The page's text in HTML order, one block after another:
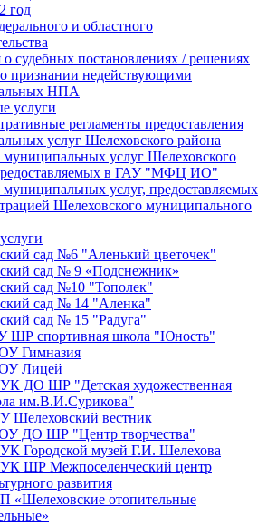
год
и областного
судебных постановлениях / решениях
признании недействующими
НПА
услуги
регламенты предоставления
услуг Шелеховского района
муниципальных услуг Шелеховского
в ГАУ "МФЦ ИО"
муниципальных услуг, предоставляемых
Шелеховского муниципального
сад №6 "Аленький цветочек"
сад № 9 «Подснежник»
сад №10 "Тополек"
сад № 14 "Аленка"
сад № 15 "Радуга"
ШР спортивная школа "Юность"
Гимназия
Лицей
ДО ШР "Детская художественная
им.В.И.Сурикова"
Шелеховский вестник
ДО ШР "Центр творчества"
Городской музей Г.И. Шелехова
ШР Межпоселенческий центр
развития
«Шелеховские отопительные